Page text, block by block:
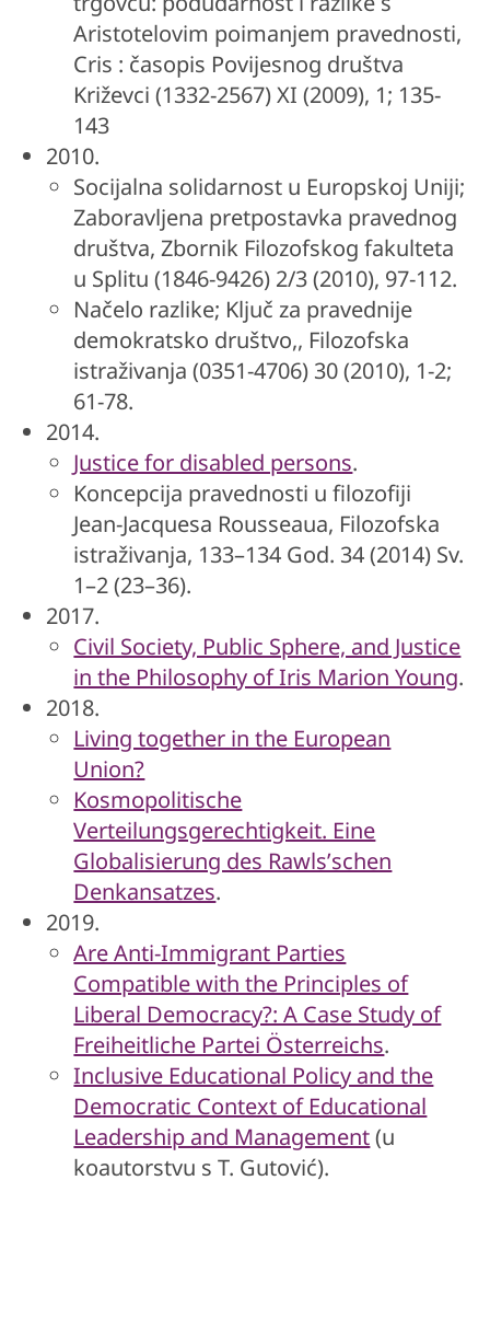
Aristotelovim poimanjem pravednosti,
Cris : časopis Povijesnog društva
Križevci (1332-2567) XI (2009), 1; 135-
143
2010.
Socijalna solidarnost u Europskoj Uniji;
Zaboravljena pretpostavka pravednog
društva, Zbornik Filozofskog fakulteta
u Splitu (1846-9426) 2/3 (2010), 97-112.
Načelo razlike; Ključ za pravednije
demokratsko društvo,, Filozofska
istraživanja (0351-4706) 30 (2010), 1-2;
61-78.
2014.
Justice for disabled persons.
Koncepcija pravednosti u filozofiji
Jean-Jacquesa Rousseaua, Filozofska
istraživanja, 133–134 God. 34 (2014) Sv.
1–2 (23–36).
2017.
Civil Society, Public Sphere, and Justice
in the Philosophy of Iris Marion Young.
2018.
Living together in the European
Union?
Kosmopolitische
Verteilungsgerechtigkeit. Eine
Globalisierung des Rawlsʼschen
Denkansatzes.
2019.
Are Anti-Immigrant Parties
Compatible with the Principles of
Liberal Democracy?: A Case Study of
Freiheitliche Partei Österreichs.
Inclusive Educational Policy and the
Democratic Context of Educational
Leadership and Management(u
koautorstvu s T. Gutović).